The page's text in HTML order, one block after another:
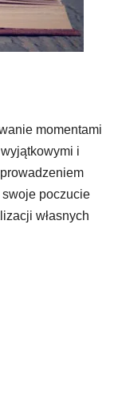
momentami
i
swoje poczucie
własnych